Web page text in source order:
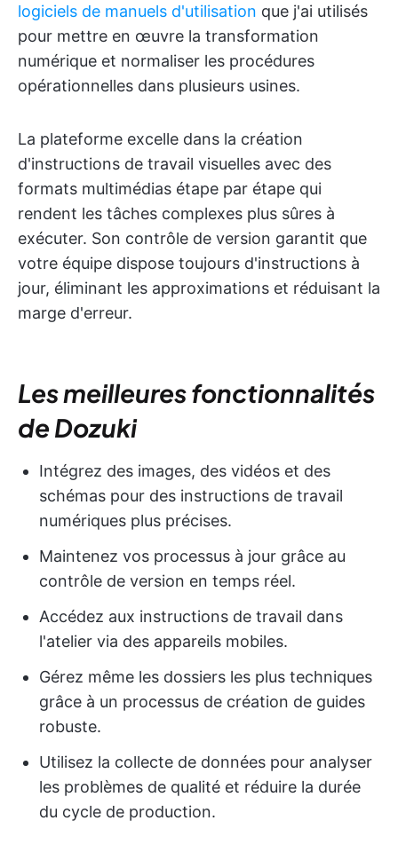
logiciels de manuels d'utilisation que j'ai utilisés
pour mettre en œuvre la transformation
numérique et normaliser les procédures
opérationnelles dans plusieurs usines.
La plateforme excelle dans la création
d'instructions de travail visuelles avec des
formats multimédias étape par étape qui
rendent les tâches complexes plus sûres à
exécuter. Son contrôle de version garantit que
votre équipe dispose toujours d'instructions à
jour, éliminant les approximations et réduisant la
marge d'erreur.
Les meilleures fonctionnalités
de Dozuki
Intégrez des images, des vidéos et des
schémas pour des instructions de travail
numériques plus précises.
Maintenez vos processus à jour grâce au
contrôle de version en temps réel.
Accédez aux instructions de travail dans
l'atelier via des appareils mobiles.
Gérez même les dossiers les plus techniques
grâce à un processus de création de guides
robuste.
Utilisez la collecte de données pour analyser
les problèmes de qualité et réduire la durée
du cycle de production.